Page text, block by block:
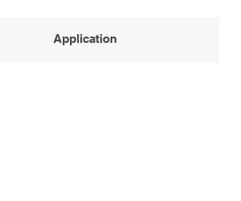
Application